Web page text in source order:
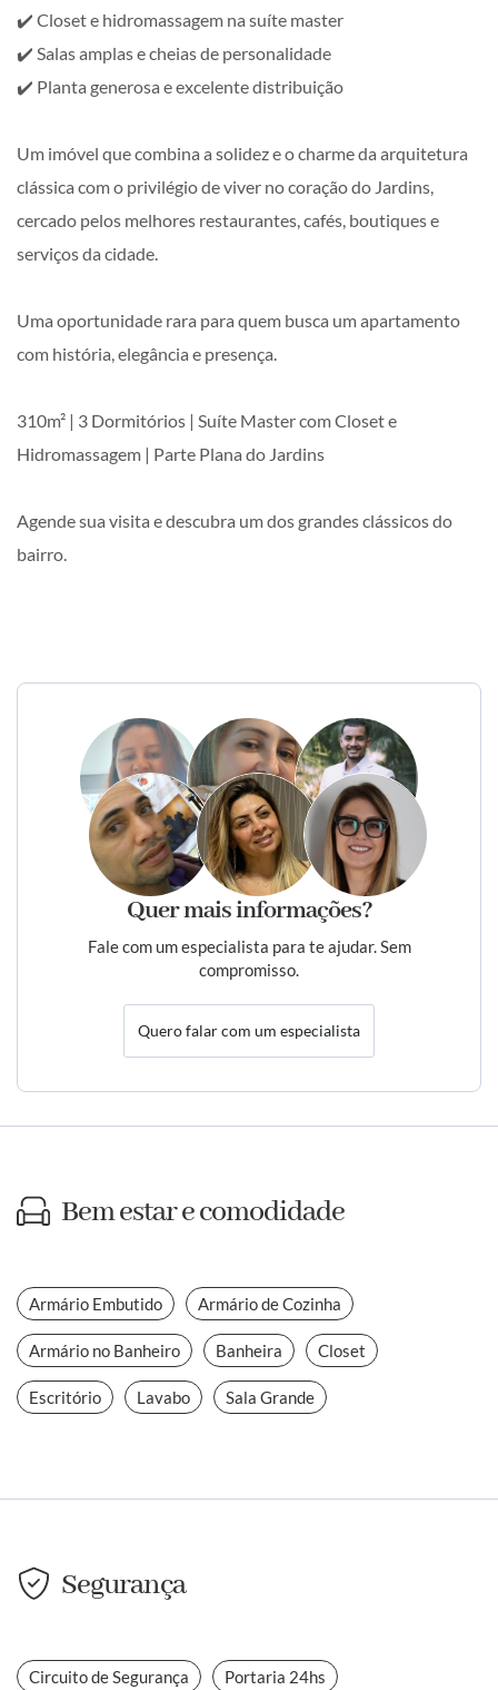
✔️ Closet e hidromassagem na suíte master
✔️ Salas amplas e cheias de personalidade
✔️ Planta generosa e excelente distribuição
Um imóvel que combina a solidez e o charme da arquitetura
clássica com o privilégio de viver no coração do Jardins,
cercado pelos melhores restaurantes, cafés, boutiques e
serviços da cidade.
Uma oportunidade rara para quem busca um apartamento
com história, elegância e presença.
310m² | 3 Dormitórios | Suíte Master com Closet e
Hidromassagem | Parte Plana do Jardins
Agende sua visita e descubra um dos grandes clássicos do
bairro.
Quer mais informações?
Fale com um especialista para te ajudar. Sem
compromisso.
Quero falar com um especialista
Bem estar e comodidade
Armário Embutido Armário de Cozinha
Armário no Banheiro Banheira Closet
Escritório Lavabo Sala Grande
Segurança
Circuito de Segurança Portaria 24hs